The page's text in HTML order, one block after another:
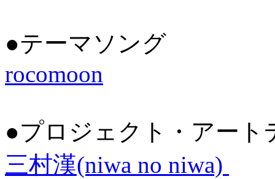
●テーマソング
rocomoon
●プロジェクト・アート
三村漢(niwa no niwa)